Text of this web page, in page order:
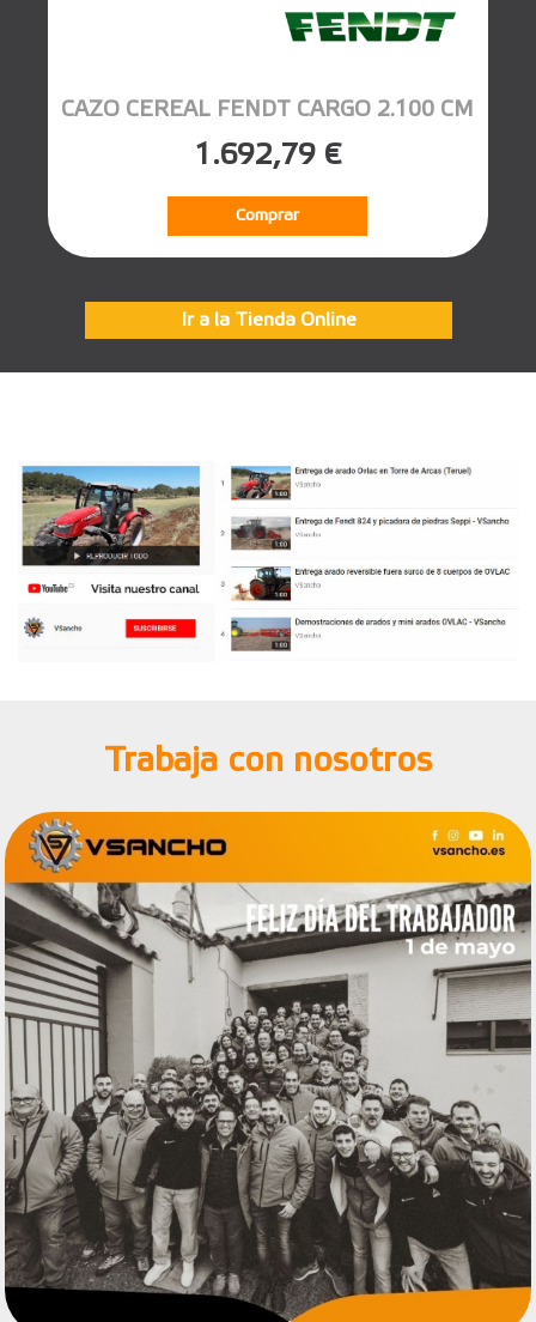
CAZO CEREAL FENDT CARGO 2.100 CM
1.692,79 €
Comprar
Ir a la Tienda Online
Trabaja con nosotros